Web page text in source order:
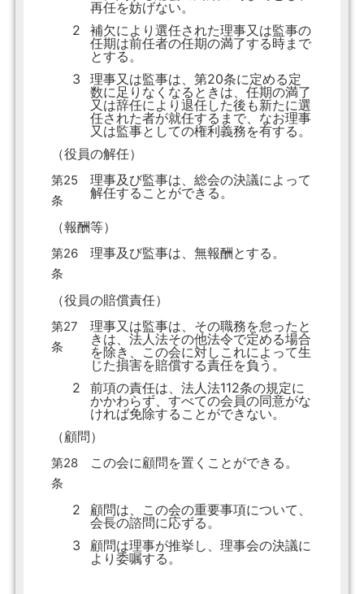
再任を妨げない。
2
補欠により選任された理事又は監事の
任期は前任者の任期の満了する時まで
とする。
3
理事又は監事は、第20条に定める定
数に足りなくなるときは、任期の満了
又は辞任により退任した後も新たに選
任された者が就任するまで、なお理事
又は監事としての権利義務を有する。
（役員の解任）
第25
条
理事及び監事は、総会の決議によって
解任することができる。
（報酬等）
第26
条
理事及び監事は、無報酬とする。
（役員の賠償責任）
第27
条
理事又は監事は、その職務を怠ったと
きは、法人法その他法令で定める場合
を除き、この会に対しこれによって生
じた損害を賠償する責任を負う。
2
前項の責任は、法人法112条の規定に
かかわらず、すべての会員の同意がな
ければ免除することができない。
（顧問）
第28
条
この会に顧問を置くことができる。
2
顧問は、この会の重要事項について、
会長の諮問に応ずる。
3
顧問は理事が推挙し、理事会の決議に
より委嘱する。